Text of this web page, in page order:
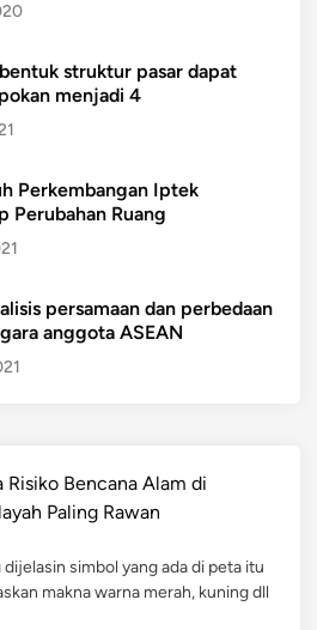
struktur pasar dapat
menjadi 4
Perkembangan Iptek
Perubahan Ruang
persamaan dan perbedaan
anggota ASEAN
Risiko Bencana Alam di
Paling Rawan
simbol yang ada di peta itu
makna warna merah, kuning dll